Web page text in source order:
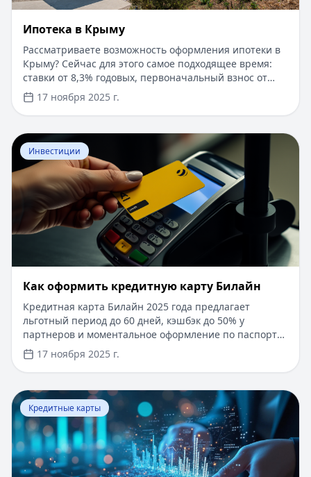
Ипотека в Крыму
Рассматриваете возможность оформления ипотеки в
Крыму? Сейчас для этого самое подходящее время:
ставки от 8,3% годовых, первоначальный взнос от
15%, срок рассмотрения заявки — от 1 дня. Доступны
программы господдержки с пониженной ставкой от
6%. Одобрение без подтверждения дохода справкой
2-НДФЛ, достаточно выписки по счету. Срок
кредитования — до 30 лет.
17 ноября 2025 г.
Перейти к статье: ​Как оформить кредитную карту
Инвестиции
​Как оформить кредитную карту Билайн
Кредитная карта Билайн 2025 года предлагает
льготный период до 60 дней, кэшбэк до 50% у
партнеров и моментальное оформление по паспорту.
Заемные средства до 300 000 рублей доступны без
подтверждения дохода. Узнайте, как получить карту с
выгодными условиями и управлять финансами
эффективно. Для сравнения кредитных продуктов и
выбора оптимального решения воспользуйтесь
сервисом Кредитный Зай, где собраны актуальные
предложения от ведущих банков
17 ноября 2025 г.
Перейти к статье:Что такое паи фондов?
Кредитные карты